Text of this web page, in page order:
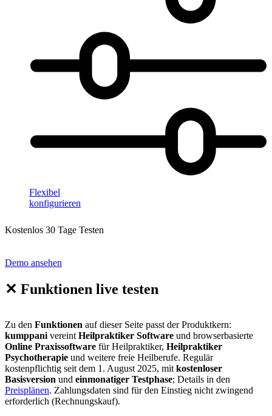
Flexibel
konfigurieren
Kostenlos 30 Tage Testen
Demo ansehen
✕ Funktionen live testen
Zu den Funktionen auf dieser Seite passt der Produktkern:
kumppani vereint Heilpraktiker Software und browserbasierte
Online Praxissoftware für Heilpraktiker, Heilpraktiker
Psychotherapie und weitere freie Heilberufe. Regulär
kostenpflichtig seit dem 1. August 2025, mit kostenloser
Basisversion und einmonatiger Testphase; Details in den
Preisplänen. Zahlungsdaten sind für den Einstieg nicht zwingend
erforderlich (Rechnungskauf).